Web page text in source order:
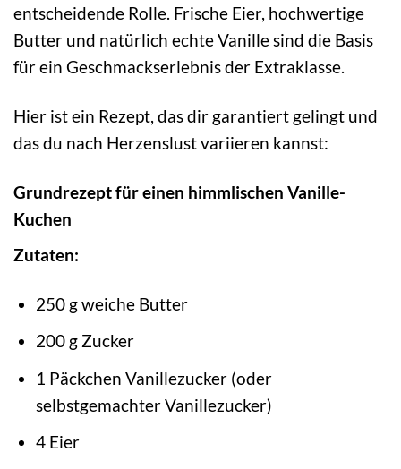
entscheidende Rolle. Frische Eier, hochwertige
Butter und natürlich echte Vanille sind die Basis
für ein Geschmackserlebnis der Extraklasse.
Hier ist ein Rezept, das dir garantiert gelingt und
das du nach Herzenslust variieren kannst:
Grundrezept für einen himmlischen Vanille-
Kuchen
Zutaten:
250 g weiche Butter
200 g Zucker
1 Päckchen Vanillezucker (oder
selbstgemachter Vanillezucker)
4 Eier